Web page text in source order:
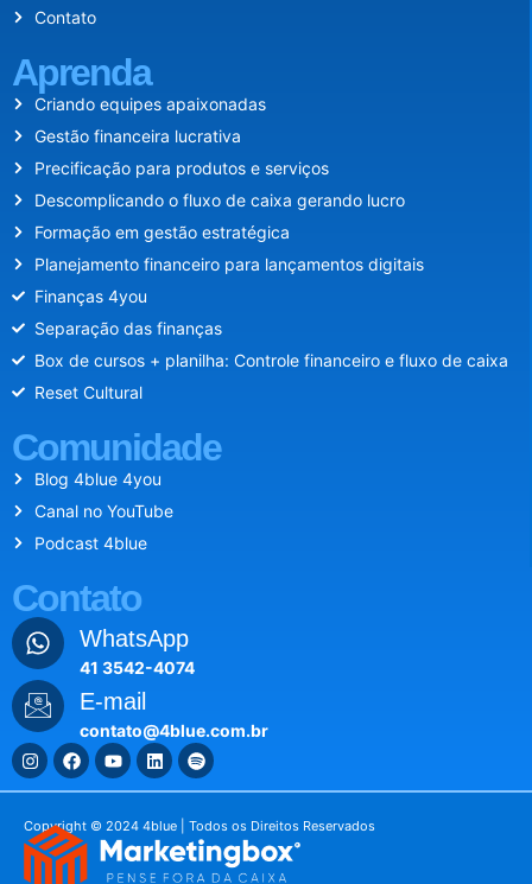
Contato
Aprenda
Criando equipes apaixonadas
Gestão financeira lucrativa
Precificação para produtos e serviços
Descomplicando o fluxo de caixa gerando lucro
Formação em gestão estratégica
Planejamento financeiro para lançamentos digitais
Finanças 4you
Separação das finanças
Box de cursos + planilha: Controle financeiro e fluxo de caixa
Reset Cultural
Comunidade
Blog 4blue 4you
Canal no YouTube
Podcast 4blue
Contato
WhatsApp
41 3542-4074
E-mail
contato@4blue.com.br
Copyright © 2024 4blue | Todos os Direitos Reservados